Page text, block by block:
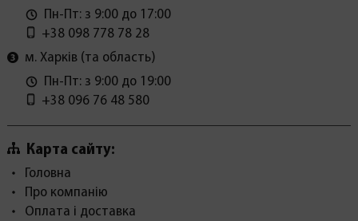
Пн-Пт: з 9:00 до 17:00
+38 098 778 78 28
м. Харків (та область)
Пн-Пт: з 9:00 до 19:00
+38 096 76 48 580
Карта сайту:
Головна
Про компанію
Оплата і доставка